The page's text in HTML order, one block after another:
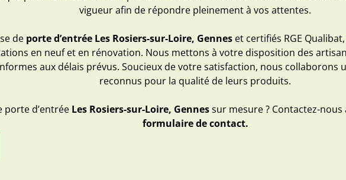
vigueur afin de répondre pleinement à vos attentes.
de porte d’entrée Les Rosiers-sur-Loire, Genneset certifiés RGE
en neuf et en rénovation. Nous mettons à votre disposition des
aux délais prévus. Soucieux de votre satisfaction, nous collaborons
reconnus pour la qualité de leurs produits.
porte d’entrée Les Rosiers-sur-Loire, Gennessur mesure ? Contactez-nous
formulaire de contact.